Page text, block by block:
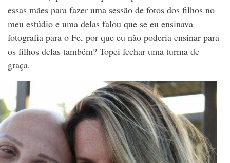
essas mães para fazer uma sessão de fotos dos filhos no
meu estúdio e uma delas falou que se eu ensinava
fotografia para o Fe, por que eu não poderia ensinar para
os filhos delas também? Topei fechar uma turma de
graça.